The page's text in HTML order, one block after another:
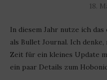
18.
In diesem Jahr nutze ich das
als Bullet Journal. Ich
Zeit für ein kleines Update
ein paar Details zum